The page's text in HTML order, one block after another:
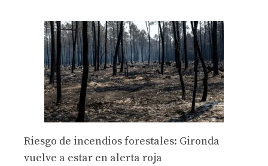
Riesgo de incendios forestales: Gironda
vuelve a estar en alerta roja